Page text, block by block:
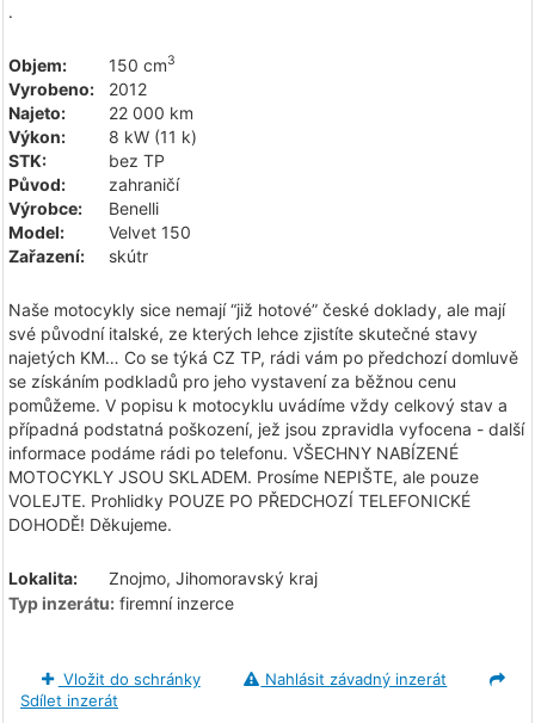
.
Objem: 150 cm3
Vyrobeno:
2012
Najeto:
22 000 km
Výkon:
8 kW (11 k)
STK:
bez TP
Původ:
zahraničí
Výrobce:
Benelli
Model:
Velvet 150
Zařazení:
skútr
Naše motocykly sice nemají “již hotové” české doklady, ale mají
své původní italské, ze kterých lehce zjistíte skutečné stavy
najetých KM… Co se týká CZ TP, rádi vám po předchozí domluvě
se získáním podkladů pro jeho vystavení za běžnou cenu
pomůžeme. V popisu k motocyklu uvádíme vždy celkový stav a
případná podstatná poškození, jež jsou zpravidla vyfocena - další
informace podáme rádi po telefonu. VŠECHNY NABÍZENÉ
MOTOCYKLY JSOU SKLADEM. Prosíme NEPIŠTE, ale pouze
VOLEJTE. Prohlidky POUZE PO PŘEDCHOZÍ TELEFONICKÉ
DOHODĚ! Děkujeme.
Lokalita:
Znojmo, Jihomoravský kraj
Typ inzerátu: firemní inzerce
Vložit do schránky
Nahlásit závadný inzerát
Sdílet inzerát